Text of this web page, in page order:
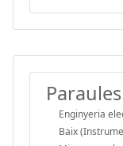
Enginyeria
Baix